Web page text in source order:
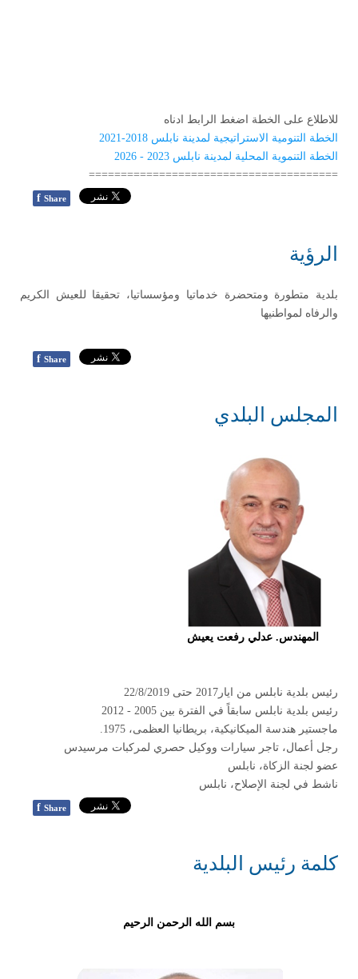
للاطلاع على الخطة اضغط الرابط ادناه
الخطة التنومية الاستراتيجية لمدينة نابلس 2018-2021
الخطة التنموية المحلية لمدينة نابلس 2023 - 2026
=======================================
f Share
الرؤية
بلدية متطورة ومتحضرة خدماتيا ومؤسساتيا، تحقيقا للعيش الكريم
والرفاه لمواطنيها
f Share
المجلس البلدي
المهندس. عدلي رفعت يعيش
رئيس بلدية نابلس من ايار2017 حتى 22/8/2019
رئيس بلدية نابلس سابقاً في الفترة بين 2005 - 2012
ماجستير هندسة الميكانيكية، بريطانيا العظمى، 1975.
رجل أعمال، تاجر سيارات ووكيل حصري لمركبات مرسيدس
عضو لجنة الزكاة، نابلس
ناشط في لجنة الإصلاح، نابلس
f Share
كلمة رئيس البلدية
بسم الله الرحمن الرحيم